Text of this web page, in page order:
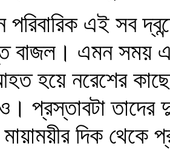
এই সব
বাজল। এমন সময়
হয়ে নরেশের
প্রস্তাবটা
দিক থেকে